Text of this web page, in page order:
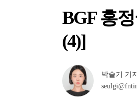
BGF 홍
(4)]
박슬기 기